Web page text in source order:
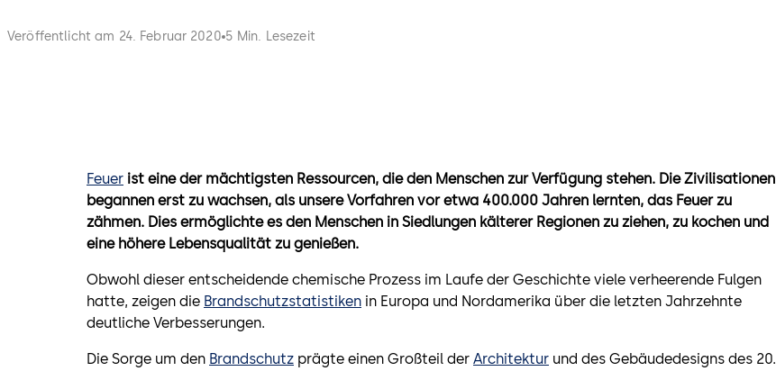
Veröffentlicht am 24. Februar 2020 5 Min. Lesezeit
Feuer ist eine der mächtigsten Ressourcen, die den Menschen zur Verfügung stehen. Die Zivilisationen
begannen erst zu wachsen, als unsere Vorfahren vor etwa 400.000 Jahren lernten, das Feuer zu
zähmen. Dies ermöglichte es den Menschen in Siedlungen kälterer Regionen zu ziehen, zu kochen und
eine höhere Lebensqualität zu genießen.
Obwohl dieser entscheidende chemische Prozess im Laufe der Geschichte viele verheerende Fulgen
hatte, zeigen die Brandschutzstatistiken in Europa und Nordamerika über die letzten Jahrzehnte
deutliche Verbesserungen.
Die Sorge um den Brandschutz prägte einen Großteil der Architektur und des Gebäudedesigns des 20.